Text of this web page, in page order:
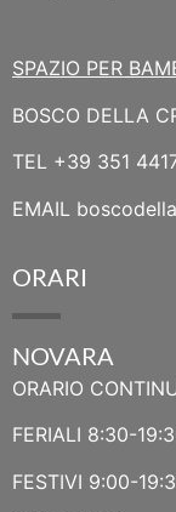
SPAZIO PER
BOSCO DELLA
TEL +39 351
EMAIL
ORARI
NOVARA
ORARIO
FERIALI 8:30-
FESTIVI 9:00-